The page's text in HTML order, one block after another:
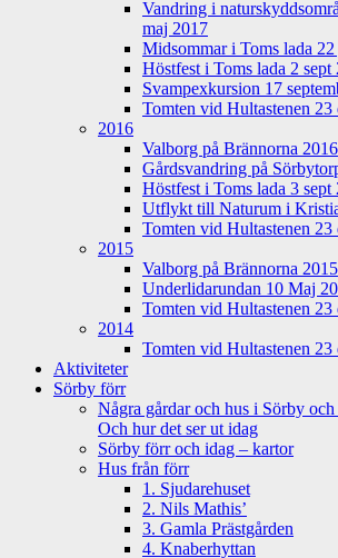
Vandring i
maj 2017
Midsommar i Toms lada
Höstfest i Toms lada 2 sept
Svampexkursion 17
Tomten vid Hultastenen 23
2016
Valborg på Brännorna 2016
Gårdsvandring på
Höstfest i Toms lada 3 sept
Utflykt till Naturum i
Tomten vid Hultastenen 23
2015
Valborg på Brännorna 2015
Underlidarundan 10 Maj
Tomten vid Hultastenen 23
2014
Tomten vid Hultastenen 23
Aktiviteter
Sörby förr
Några gårdar och hus i Sörby
Och hur det ser ut idag
Sörby förr och idag – kartor
Hus från förr
1. Sjudarehuset
2. Nils Mathis’
3. Gamla Prästgården
4. Knaberhyttan